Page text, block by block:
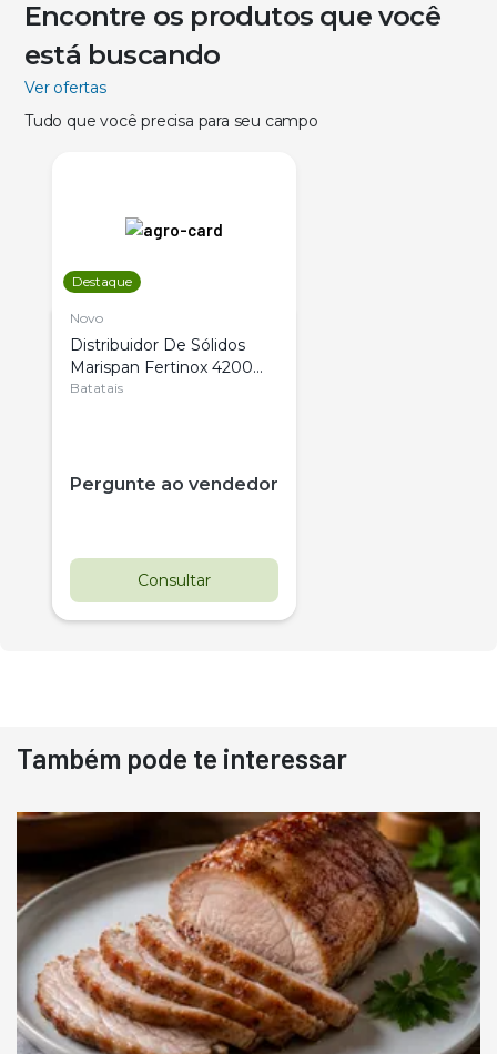
Encontre os produtos que você
está buscando
Ver ofertas
Tudo que você precisa para seu campo
Destaque
Novo
Distribuidor De Sólidos
Marispan Fertinox 4200
Citrus
Batatais
Pergunte ao vendedor
Consultar
Destaque
Usado
Pá Carregadeira Cat 966
Ano 1987
Londrina
R$ 145.000
Também pode te interessar